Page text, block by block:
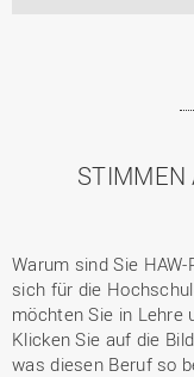
STIMMEN
Warum sind Sie
sich für die
möchten Sie in Lehre
Klicken Sie auf die
was diesen Beruf so